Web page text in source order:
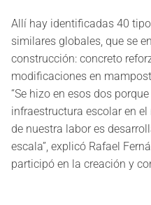
Allí hay identificadas 40
similares globales, que se
construcción: concreto
modificaciones en
“Se hizo en esos dos
infraestructura escolar en
de nuestra labor es
escala”, explicó Rafael
participó en la creación y